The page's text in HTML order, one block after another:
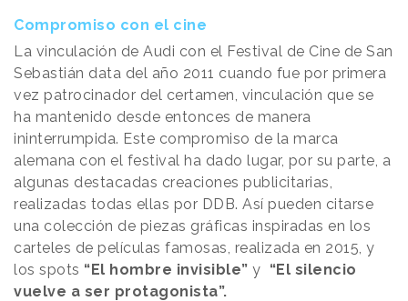
Compromiso con el cine
La vinculación de Audi con el Festival de Cine de San
Sebastián data del año 2011 cuando fue por primera
vez patrocinador del certamen, vinculación que se
ha mantenido desde entonces de manera
ininterrumpida. Este compromiso de la marca
alemana con el festival ha dado lugar, por su parte, a
algunas destacadas creaciones publicitarias,
realizadas todas ellas por DDB. Así pueden citarse
una colección de piezas gráficas inspiradas en los
carteles de películas famosas, realizada en 2015, y
los spots “El hombre invisible” y “El silencio
vuelve a ser protagonista”.